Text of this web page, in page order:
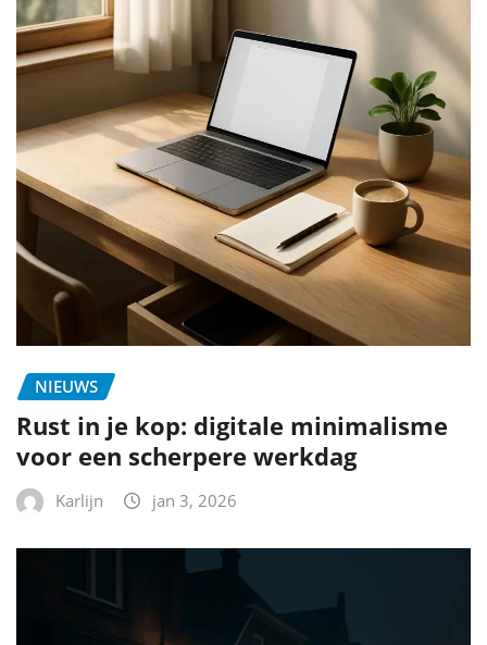
NIEUWS
Rust in je kop: digitale minimalisme
voor een scherpere werkdag
Karlijn jan 3, 2026